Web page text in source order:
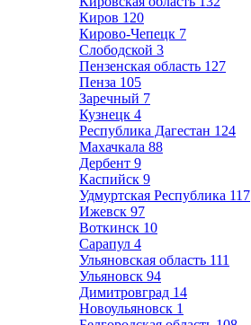
Киров 120
Кирово-Чепецк 7
Слободской 3
Пензенская область 127
Пенза 105
Заречный 7
Кузнецк 4
Республика Дагестан 124
Махачкала 88
Дербент 9
Каспийск 9
Удмуртская Республика 117
Ижевск 97
Воткинск 10
Сарапул 4
Ульяновская область 111
Ульяновск 94
Димитровград 14
Новоульяновск 1